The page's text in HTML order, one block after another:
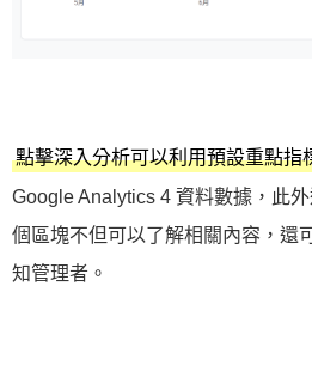
點擊深入分析可以利用預設重點指
Google Analytics 4 資料數據，此
個區塊不但可以了解相關內容，還
知管理者。